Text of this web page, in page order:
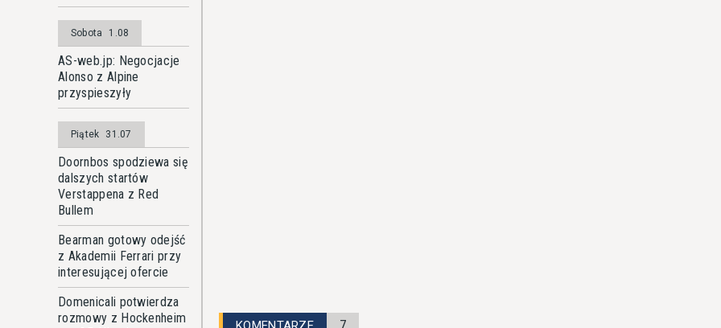
Sobota 1.08
AS-web.jp: Negocjacje
Alonso z Alpine
przyspieszyły
Piątek 31.07
Doornbos spodziewa się
dalszych startów
Verstappena z Red
Bullem
Bearman gotowy odejść
z Akademii Ferrari przy
interesującej ofercie
Domenicali potwierdza
rozmowy z Hockenheim